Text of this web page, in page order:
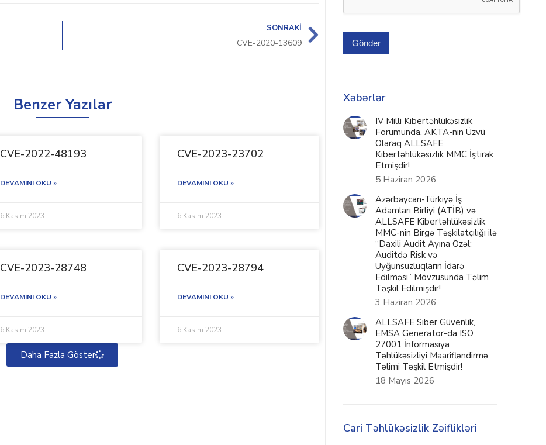
SONRAKI
CVE-2020-13609
Benzer Yazılar
CVE-2022-48193
DEVAMINI OKU »
6 Kasım 2023
CVE-2023-23702
DEVAMINI OKU »
6 Kasım 2023
CVE-2023-28748
DEVAMINI OKU »
6 Kasım 2023
CVE-2023-28794
DEVAMINI OKU »
6 Kasım 2023
Daha Fazla Göster
Gönder
Xəbərlər
IV Milli Kibertəhlükəsizlik
Forumunda, AKTA-nın Üzvü
Olaraq ALLSAFE
Kibertəhlükəsizlik MMC İştirak
Etmişdir!
5 Haziran 2026
Azərbaycan-Türkiyə İş
Adamları Birliyi (ATİB) və
ALLSAFE Kibertəhlükəsizlik
MMC-nin Birgə Təşkilatçılığı ilə
“Daxili Audit Ayına Özəl:
Auditdə Risk və
Uyğunsuzluqların İdarə
Edilməsi” Mövzusunda Təlim
Təşkil Edilmişdir!
3 Haziran 2026
ALLSAFE Siber Güvenlik,
EMSA Generator-da ISO
27001 İnformasiya
Təhlükəsizliyi Maarifləndirmə
Təlimi Təşkil Etmişdir!
18 Mayıs 2026
Cari Təhlükəsizlik Zəiflikləri